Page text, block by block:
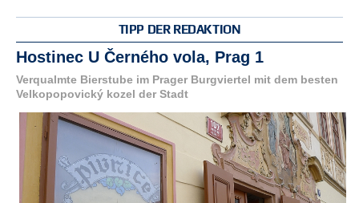
TIPP DER REDAKTION
Hostinec U Černého vola, Prag 1
Verqualmte Bierstube im Prager Burgviertel mit dem besten
Velkopopovický kozel der Stadt